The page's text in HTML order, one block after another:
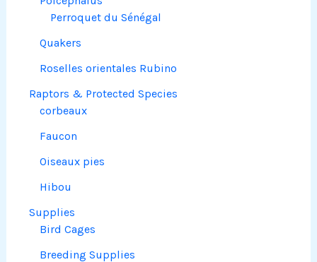
Perroquet du Sénégal
Quakers
Roselles orientales Rubino
Raptors & Protected Species
corbeaux
Faucon
Oiseaux pies
Hibou
Supplies
Bird Cages
Breeding Supplies